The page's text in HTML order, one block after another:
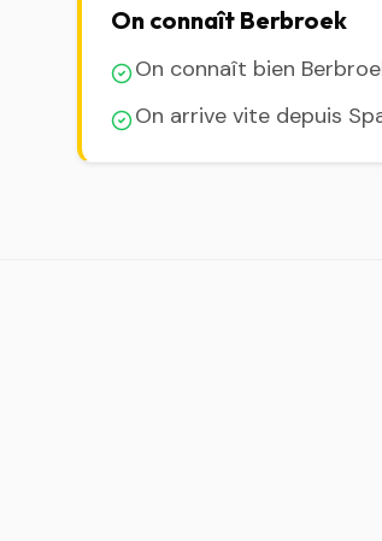
On connaît Berbroek
On connaît bien
On arrive vite depuis